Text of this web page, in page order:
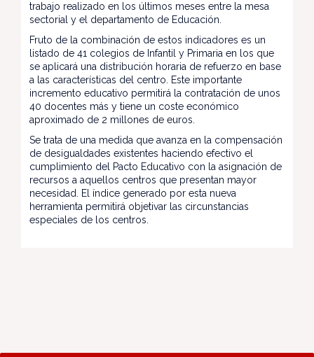
trabajo realizado en los últimos meses entre la mesa
sectorial y el departamento de Educación.
Fruto de la combinación de estos indicadores es un
listado de 41 colegios de Infantil y Primaria en los que
se aplicará una distribución horaria de refuerzo en base
a las características del centro. Este importante
incremento educativo permitirá la contratación de unos
40 docentes más y tiene un coste económico
aproximado de 2 millones de euros.
Se trata de una medida que avanza en la compensación
de desigualdades existentes haciendo efectivo el
cumplimiento del Pacto Educativo con la asignación de
recursos a aquellos centros que presentan mayor
necesidad. El índice generado por esta nueva
herramienta permitirá objetivar las circunstancias
especiales de los centros.